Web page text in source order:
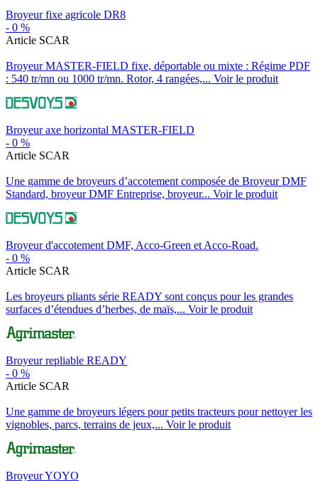
Broyeur fixe agricole DR8
- 0 %
Article SCAR
Broyeur MASTER-FIELD fixe, déportable ou mixte : Régime PDF
: 540 tr/mn ou 1000 tr/mn. Rotor, 4 rangées,... Voir le produit
Broyeur axe horizontal MASTER-FIELD
- 0 %
Article SCAR
Une gamme de broyeurs d’accotement composée de Broyeur DMF
Standard, broyeur DMF Entreprise, broyeur... Voir le produit
Broyeur d'accotement DMF, Acco-Green et Acco-Road.
- 0 %
Article SCAR
Les broyeurs pliants série READY sont conçus pour les grandes
surfaces d’étendues d’herbes, de maïs,... Voir le produit
Broyeur repliable READY
- 0 %
Article SCAR
Une gamme de broyeurs légers pour petits tracteurs pour nettoyer les
vignobles, parcs, terrains de jeux,... Voir le produit
Broyeur YOYO